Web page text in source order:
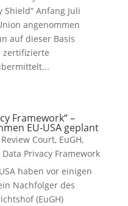
Shield“ Anfang Juli
angenommen
auf dieser Basis
zertifizierte
Framework“ –
EU-USA geplant
Court, EuGH,
Privacy Framework
haben vor einigen
Nachfolger des
(EuGH)